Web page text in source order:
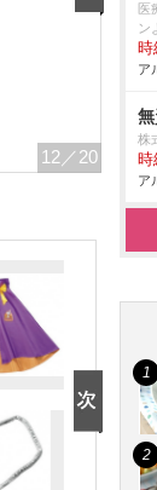
12 ／20
医
ン
時
ア
株
時
ア